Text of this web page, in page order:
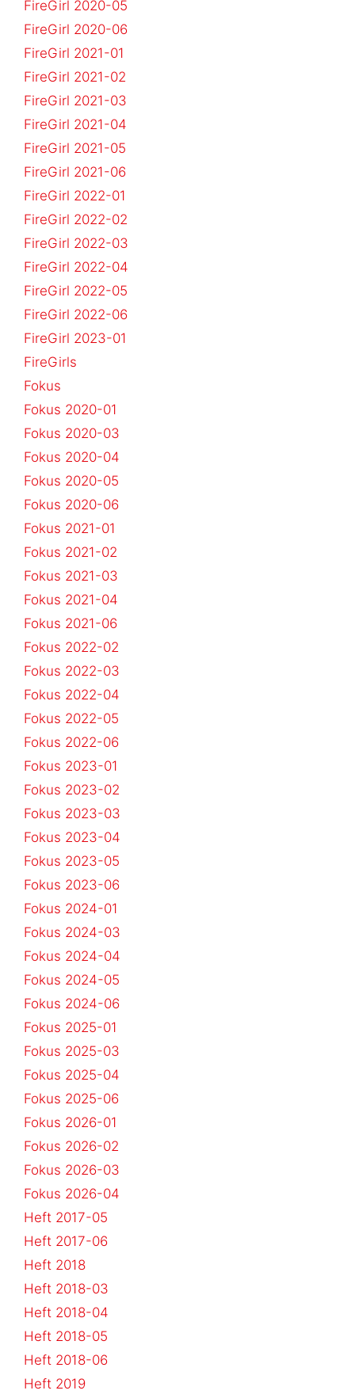
FireGirl 2020-05
FireGirl 2020-06
FireGirl 2021-01
FireGirl 2021-02
FireGirl 2021-03
FireGirl 2021-04
FireGirl 2021-05
FireGirl 2021-06
FireGirl 2022-01
FireGirl 2022-02
FireGirl 2022-03
FireGirl 2022-04
FireGirl 2022-05
FireGirl 2022-06
FireGirl 2023-01
FireGirls
Fokus
Fokus 2020-01
Fokus 2020-03
Fokus 2020-04
Fokus 2020-05
Fokus 2020-06
Fokus 2021-01
Fokus 2021-02
Fokus 2021-03
Fokus 2021-04
Fokus 2021-06
Fokus 2022-02
Fokus 2022-03
Fokus 2022-04
Fokus 2022-05
Fokus 2022-06
Fokus 2023-01
Fokus 2023-02
Fokus 2023-03
Fokus 2023-04
Fokus 2023-05
Fokus 2023-06
Fokus 2024-01
Fokus 2024-03
Fokus 2024-04
Fokus 2024-05
Fokus 2024-06
Fokus 2025-01
Fokus 2025-03
Fokus 2025-04
Fokus 2025-06
Fokus 2026-01
Fokus 2026-02
Fokus 2026-03
Fokus 2026-04
Heft 2017-05
Heft 2017-06
Heft 2018
Heft 2018-03
Heft 2018-04
Heft 2018-05
Heft 2018-06
Heft 2019